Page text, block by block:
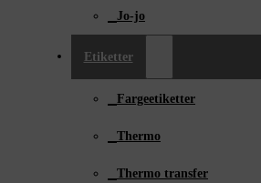
Jo-jo
Etiketter
Fargeetiketter
Thermo
Thermo transfer